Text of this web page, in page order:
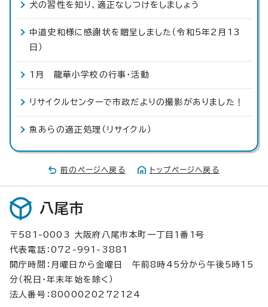
犬の習性を知り、適正なしつけをしましょう
中道史和様に感謝状を贈呈しました（令和5年2月13
日）
1月 龍華小学校の行事・活動
リサイクルセンターで市政だよりの撮影がありました！
魚あらの適正処理（リサイクル）
前のページへ戻る トップページへ戻る
八尾市
〒581-0003 大阪府八尾市本町一丁目1番1号
代表電話：072-991-3881
開庁時間：月曜日から金曜日 午前8時45分から午後5時15
分（祝日・年末年始を除く）
法人番号：8000020272124